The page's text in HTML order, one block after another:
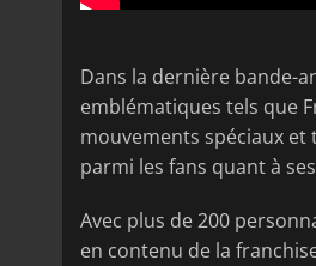
Dans la dernière bande-
emblématiques tels que
mouvements spéciaux et
parmi les fans quant à
Avec plus de 200
en contenu de la